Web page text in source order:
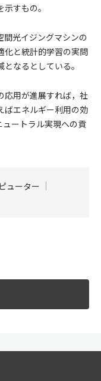
すもの。
間光イジングマシンの
化と統計的学習の実問
なるとしている。
応用が進展すれば，社
ばエネルギー利用の効
ートラル実現への貢
ューター